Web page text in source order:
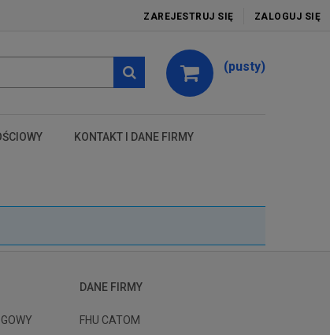
ZAREJESTRUJ SIĘ ZALOGUJ SIĘ
(pusty)
KONTAKT I DANE FIRMY
DANE FIRMY
FHU CATOM